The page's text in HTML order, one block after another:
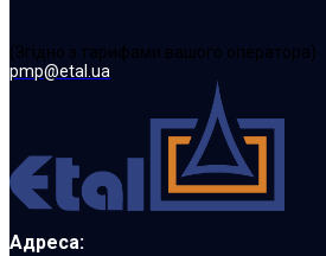
(Згідно з тарифами вашого оператора)
pmp@etal.ua
Адреса: